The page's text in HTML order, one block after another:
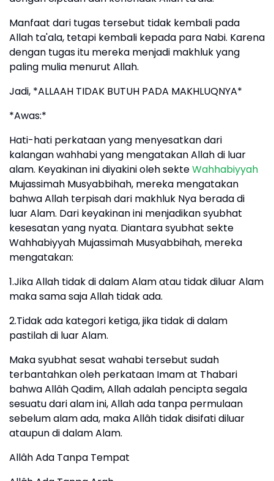
Manfaat dari tugas tersebut tidak kembali pada
Allah ta'ala, tetapi kembali kepada para Nabi. Karena
dengan tugas itu mereka menjadi makhluk yang
paling mulia menurut Allah.
Jadi, *ALLAAH TIDAK BUTUH PADA MAKHLUQNYA*
*Awas:*
Hati-hati perkataan yang menyesatkan dari
kalangan wahhabi yang mengatakan Allah di luar
alam. Keyakinan ini diyakini oleh sekteWahhabiyyah
Mujassimah Musyabbihah, mereka mengatakan
bahwa Allah terpisah dari makhluk Nya berada di
luar Alam. Dari keyakinan ini menjadikan syubhat
kesesatan yang nyata. Diantara syubhat sekte
Wahhabiyyah Mujassimah Musyabbihah, mereka
mengatakan:
1.Jika Allah tidak di dalam Alam atau tidak diluar Alam
maka sama saja Allah tidak ada.
2.Tidak ada kategori ketiga, jika tidak di dalam
pastilah di luar Alam.
Maka syubhat sesat wahabi tersebut sudah
terbantahkan oleh perkataan Imam at Thabari
bahwa Allâh Qadim, Allah adalah pencipta segala
sesuatu dari alam ini, Allah ada tanpa permulaan
sebelum alam ada, maka Allâh tidak disifati diluar
ataupun di dalam Alam.
Allâh Ada Tanpa Tempat